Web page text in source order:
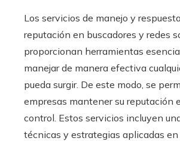
Los servicios de manejo y
reputación en buscadores y redes
proporcionan herramientas
manejar de manera efectiva
pueda surgir. De este modo, se
empresas mantener su reputación
control. Estos servicios incluyen
técnicas y estrategias aplicadas